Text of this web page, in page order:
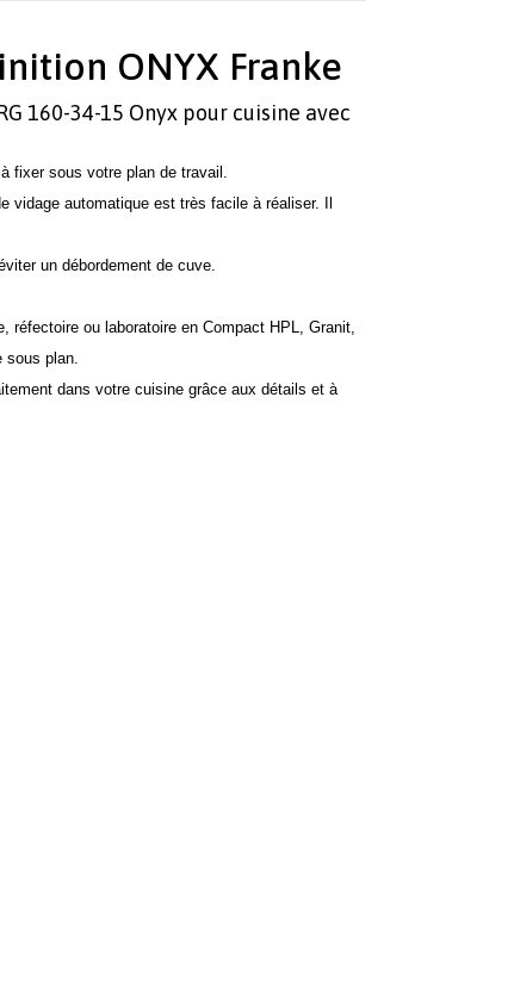
ONYX Franke
160-34-15 Onyx pour cuisine avec
fixer sous votre plan de travail.
vidage automatique est très facile à réaliser. Il
un débordement de cuve.
ou laboratoire en Compact HPL, Granit,
sous plan.
dans votre cuisine grâce aux détails et à